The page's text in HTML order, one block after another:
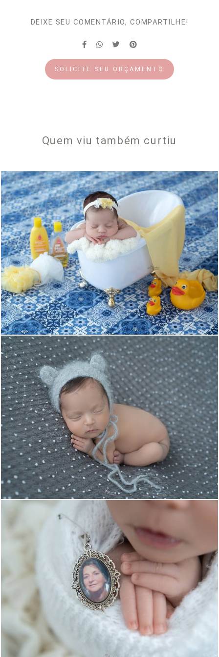
DEIXE SEU COMENTÁRIO, COMPARTILHE!
SOLICITE SEU ORÇAMENTO
Quem viu também curtiu
0
1097
599